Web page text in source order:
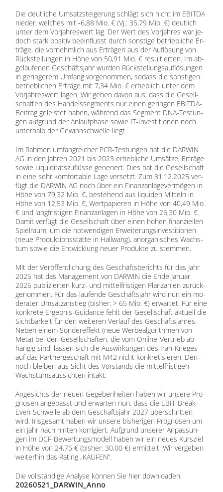
Die deut­li­che Um­satz­stei­ge­rung schlägt sich nicht im EBITDA
nie­der, wel­ches mit ‑6,88 Mio. € (Vj.: 35,79 Mio. €) deut­lich
un­ter dem Vor­jah­res­wert lag. Der Wert des Vor­jah­res war je­
doch stark po­si­tiv be­ein­flusst durch sons­ti­ge be­trieb­li­che Er­
trä­ge, die vor­nehm­lich aus Er­trä­gen aus der Auf­lö­sung von
Rück­stel­lun­gen in Höhe von 50,91 Mio. € re­sul­tier­ten. Im ab­
ge­lau­fe­nen Ge­schäfts­jahr wur­den Rück­stel­lungs­auf­lö­sun­gen
in ge­rin­ge­rem Um­fang vor­ge­nom­men, so­dass die sons­ti­gen
be­trieb­li­chen Er­trä­ge mit 7,34 Mio. € er­heb­lich un­ter dem
Vor­jah­res­wert la­gen. Wir ge­hen da­von aus, dass die Ge­sell­
schaf­ten des Han­dels­seg­ments nur ei­nen ge­rin­gen EBIT­DA-
Bei­trag ge­leis­tet ha­ben, wäh­rend das Seg­ment DNA-Tes­tun­
gen auf­grund der An­lauf­pha­se so­wie IT-In­ves­ti­tio­nen noch
un­ter­halb der Ge­winn­schwel­le liegt.
Im Rah­men um­fang­rei­cher PCR-Tes­tun­gen hat die DARWIN
AG in den Jah­ren 2021 bis 2023 er­heb­li­che Um­sät­ze, Er­trä­ge
so­wie Li­qui­di­täts­zu­flüs­se ge­ne­riert. Dies hat die Ge­sell­schaft
in eine sehr kom­for­ta­ble Lage ver­setzt. Zum 31.12.2025 ver­
fügt die DARWIN AG noch über ein Fi­nanz­an­la­ge­ver­mö­gen in
Höhe von 79,32 Mio. €, be­stehend aus li­qui­den Mit­teln in
Höhe von 12,53 Mio. €, Wert­pa­pie­ren in Höhe von 40,49 Mio.
€ und lang­fris­ti­gen Fi­nanz­an­la­gen in Höhe von 26,30 Mio. €.
Da­mit ver­fügt die Ge­sell­schaft über ei­nen ho­hen fi­nan­zi­el­len
Spiel­raum, um die not­wen­di­gen Er­wei­te­rungs­in­ves­ti­tio­nen
(neue Pro­duk­ti­ons­stät­te in Hall­wang), an­or­ga­ni­sches Wachs­
tum so­wie die Ent­wick­lung neu­er Pro­duk­te zu stem­men.
Mit der Ver­öf­fent­li­chung des Ge­schäfts­be­richts für das Jahr
2025 hat das Ma­nage­ment von DARWIN die Ende Ja­nu­ar
2026 pu­bli­zier­ten kurz- und mit­tel­fris­ti­gen Plan­zah­len zu­rück­
ge­nom­men. Für das lau­fen­de Ge­schäfts­jahr wird nun ein mo­
de­ra­ter Um­satz­an­stieg (bis­her: > 65 Mio. €) er­war­tet. Für eine
kon­kre­te Er­geb­nis-Gui­dance fehlt der Ge­sell­schaft ak­tu­ell die
Sicht­bar­keit für den wei­te­ren Ver­lauf des Ge­schäfts­jah­res.
Ne­ben ei­nem Son­der­ef­fekt (neue Wer­be­al­go­rith­men von
Meta) bei den Ge­sell­schaf­ten, die vom On­line-Ver­trieb ab­
hän­gig sind, las­sen sich die Aus­wir­kun­gen des Iran-Krie­ges
auf das Part­ner­ge­schäft mit M42 nicht kon­kre­ti­sie­ren. Den­
noch blei­ben aus Sicht des Vor­stands die mit­tel­fris­ti­gen
Wachs­tums­aus­sich­ten in­takt.
An­ge­sichts der neu­en Ge­ge­ben­hei­ten ha­ben wir un­se­re Pro­
gno­sen an­ge­passt und er­war­ten nun, dass die EBIT-Break-
Even-Schwel­le ab dem Ge­schäfts­jahr 2027 über­schrit­ten
wird. Ins­ge­samt ha­ben wir un­se­re bis­he­ri­gen Pro­gno­sen um
ein Jahr nach hin­ten kor­ri­giert. Auf­grund un­se­rer An­pas­sun­
gen im DCF-Be­wer­tungs­mo­dell ha­ben wir ein neu­es Kurs­ziel
in Höhe von 24,75 € (bis­her: 30,00 €) er­mit­telt. Wir ver­ge­ben
wei­ter­hin das Ra­ting „KAUFEN”.
Die voll­stän­di­ge Ana­ly­se kön­nen Sie hier down­loa­den:
20260521_DARWIN_Anno